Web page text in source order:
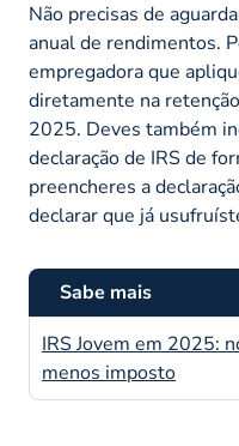
Não precisas de
anual de rendimentos.
empregadora que
diretamente na
2025. Deves também
declaração de IRS de
preencheres a
declarar que já
Sabe mais
IRS Jovem em 2025:
menos imposto